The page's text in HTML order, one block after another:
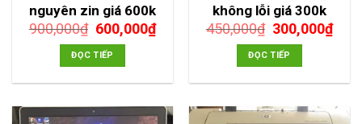
nguyên zin giá 600k
900,000₫ Giá
gốc
là:
900,000₫.
600,000₫Giá
hiện
600,000₫.
ĐỌC TIẾP
không lỗi giá 300k
450,000₫ Giá
gốc
là:
450,000₫.
300,000₫Giá
hiện
ĐỌC TIẾP